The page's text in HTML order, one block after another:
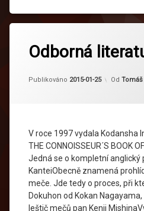
Odborná
Publikováno 2015-01-25 Od Tomáš
V roce 1997 vydala Kodansha
THE CONNOISSEUR´S BOOK
Jedná se o kompletní anglický
KanteiObecně znamená
meče. Jde tedy o proces, při
Dokuhon od Kokan
leštič mečů pan Kenji